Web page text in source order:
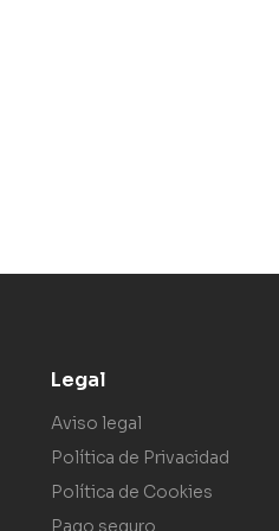
Legal
Aviso legal
Política de Privacidad
Política de Cookies
Pago seguro